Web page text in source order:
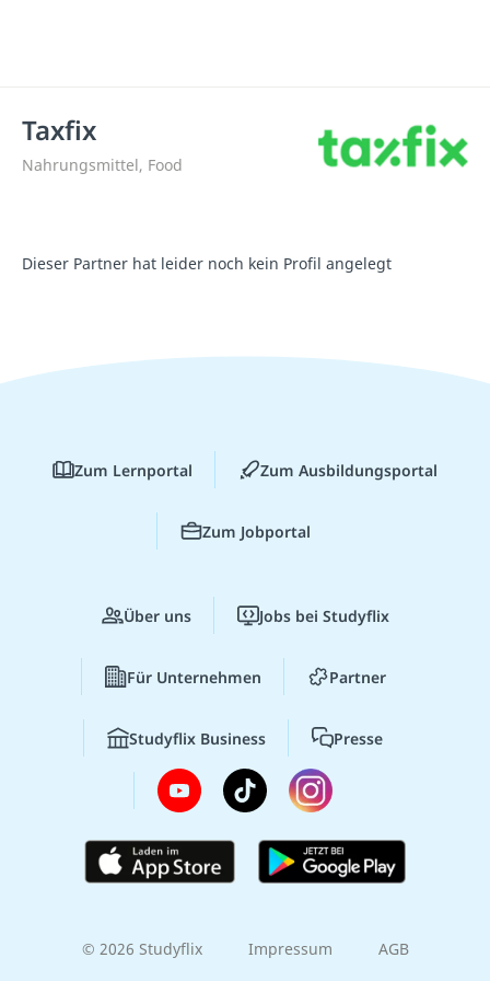
Taxfix
Nahrungsmittel, Food
Dieser Partner hat leider noch kein Profil angelegt
Zum Lernportal Zum Ausbildungsportal
Zum Jobportal
Über uns Jobs bei Studyflix
Für Unternehmen Partner
Studyflix Business Presse
© 2026 Studyflix Impressum AGB